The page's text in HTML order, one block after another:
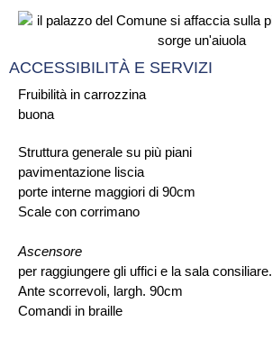
Fruibilità in carrozzina
buona
Struttura generale su più piani
pavimentazione liscia
porte interne maggiori di 90cm
Scale con corrimano
Ascensore
per raggiungere gli uffici e la sala consiliare.
Ante scorrevoli, largh. 90cm
Comandi in braille
ACCESSIBILITÀ E SERVIZI